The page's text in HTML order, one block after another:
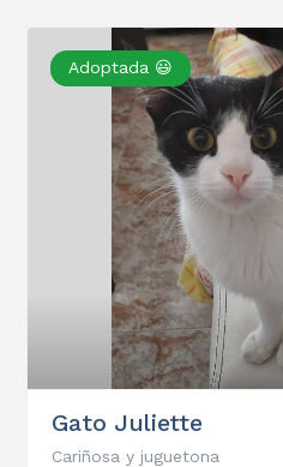
Adoptada 😃
Gato Juliette
Cariñosa y juguetona